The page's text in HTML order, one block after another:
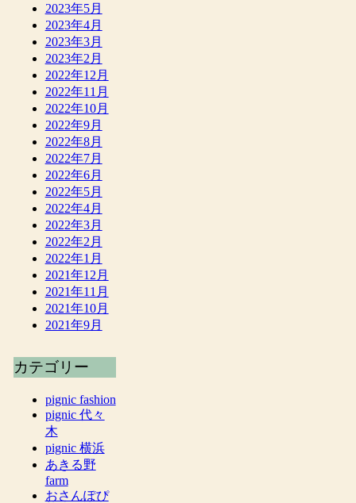
2023年5月
2023年4月
2023年3月
2023年2月
2022年12月
2022年11月
2022年10月
2022年9月
2022年8月
2022年7月
2022年6月
2022年5月
2022年4月
2022年3月
2022年2月
2022年1月
2021年12月
2021年11月
2021年10月
2021年9月
カテゴリー
pignic fashion
pignic 代々
木
pignic 横浜
あきる野
farm
おさんぽぴ